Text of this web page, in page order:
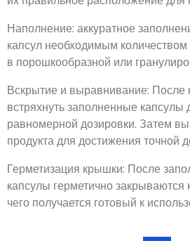
Наполнение: аккуратное
капсул необходимым количеством
в порошкообразной или
Вскрытие и выравнивание: После
встряхнуть заполненные капсулы
равномерной дозировки. Затем
продукта для достижения точной
Герметизация крышки: После
капсулы герметично закрываются
чего получается готовый к